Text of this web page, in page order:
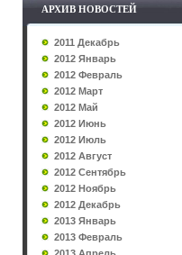
АРХИВ НОВОСТЕЙ
2011 Декабрь
2012 Январь
2012 Февраль
2012 Март
2012 Май
2012 Июнь
2012 Июль
2012 Август
2012 Сентябрь
2012 Ноябрь
2012 Декабрь
2013 Январь
2013 Февраль